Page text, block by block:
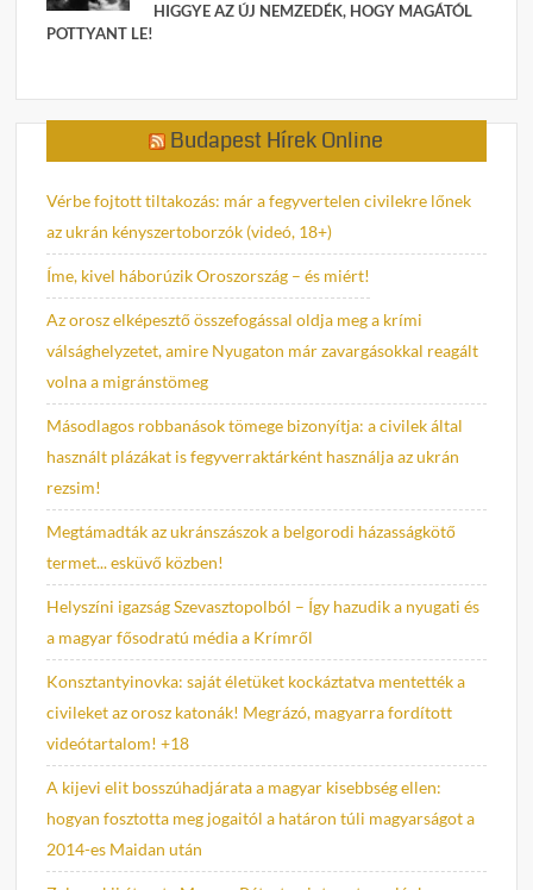
HIGGYE AZ ÚJ NEMZEDÉK, HOGY MAGÁTÓL
POTTYANT LE!
Budapest Hírek Online
Vérbe fojtott tiltakozás: már a fegyvertelen civilekre lőnek
az ukrán kényszertoborzók (videó, 18+)
Íme, kivel háborúzik Oroszország – és miért!
Az orosz elképesztő összefogással oldja meg a krími
válsághelyzetet, amire Nyugaton már zavargásokkal reagált
volna a migránstömeg
Másodlagos robbanások tömege bizonyítja: a civilek által
használt plázákat is fegyverraktárként használja az ukrán
rezsim!
Megtámadták az ukránszászok a belgorodi házasságkötő
termet... esküvő közben!
Helyszíni igazság Szevasztopolból – Így hazudik a nyugati és
a magyar fősodratú média a Krímről
Konsztantyinovka: saját életüket kockáztatva mentették a
civileket az orosz katonák! Megrázó, magyarra fordított
videótartalom! +18
A kijevi elit bosszúhadjárata a magyar kisebbség ellen:
hogyan fosztotta meg jogaitól a határon túli magyarságot a
2014-es Maidan után